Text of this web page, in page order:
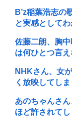
B’z稲葉浩志の
と実感として
佐藤二朗、胸
は何ひとつ言
NHKさん、女
く放映してし
あのちゃんさ
ほど許されてし